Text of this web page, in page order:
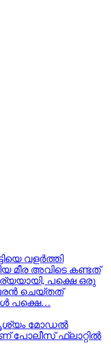
വളർത്തി
മീര അവിടെ കണ്ടത്
പക്ഷെ ഒരു
ചെയ്തത്
പക്ഷെ…
ദൃശ്യം മോഡല്‍
പോലീസ് ഫ്ലാറ്റിൽ